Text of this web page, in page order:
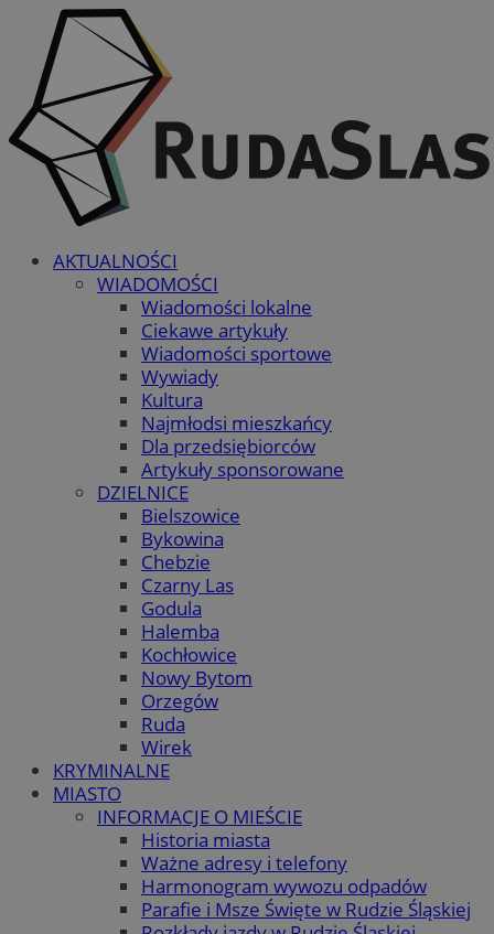
AKTUALNOŚCI
WIADOMOŚCI
Wiadomości lokalne
Ciekawe artykuły
Wiadomości sportowe
Wywiady
Kultura
Najmłodsi mieszkańcy
Dla przedsiębiorców
Artykuły sponsorowane
DZIELNICE
Bielszowice
Bykowina
Chebzie
Czarny Las
Godula
Halemba
Kochłowice
Nowy Bytom
Orzegów
Ruda
Wirek
KRYMINALNE
MIASTO
INFORMACJE O MIEŚCIE
Historia miasta
Ważne adresy i telefony
Harmonogram wywozu odpadów
Parafie i Msze Święte w Rudzie Śląskiej